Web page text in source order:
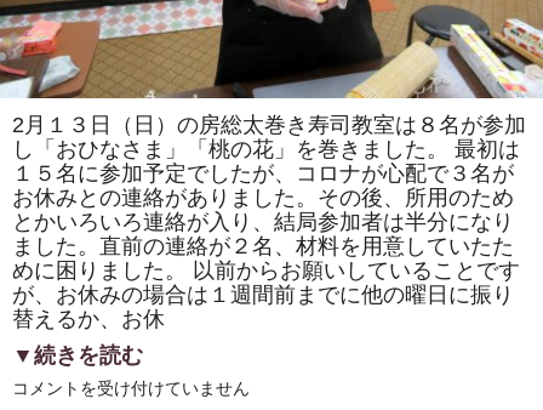
ゃ
ん」
を
巻
き
ま
す。
体
験
教
室
も
あ
り
ま
す。
は
2月１３日（日）の房総太巻き寿司教室は８名が参加
し「おひなさま」「桃の花」を巻きました。 最初は
１５名に参加予定でしたが、コロナが心配で３名が
お休みとの連絡がありました。その後、所用のため
とかいろいろ連絡が入り、結局参加者は半分になり
ました。直前の連絡が２名、材料を用意していたた
めに困りました。 以前からお願いしていることです
が、お休みの場合は１週間前までに他の曜日に振り
替えるか、お休
▼続きを読む
房
コメントを受け付けていません